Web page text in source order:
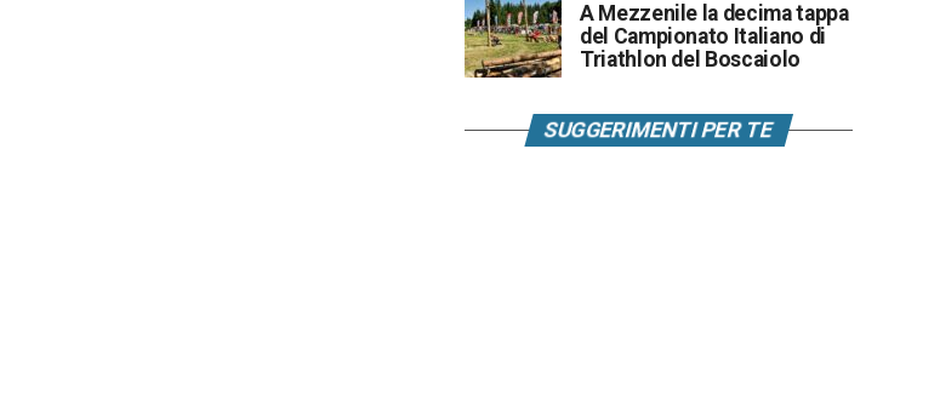
A Mezzenile la decima tappa
del Campionato Italiano di
Triathlon del Boscaiolo
SUGGERIMENTI PER TE